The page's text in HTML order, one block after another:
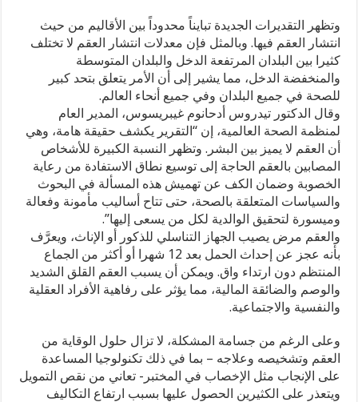
مغلقة
وتظهر التقديرات الجديدة تبايناً محدوداً بين الأقاليم من حيث
انتشار العقم فيها. وبالمثل فإن معدلات انتشار العقم لا تختلف
كثيرا بين البلدان المرتفعة الدخل والبلدان المتوسطة
والمنخفضة الدخل، مما يشير إلى أن الأمر يتعلق بتحد كبير
للصحة في جميع البلدان وفي جميع أنحاء العالم.
وقال الدكتور تيدروس أدحانوم غيبريسوس، المدير العام
لمنظمة الصحة العالمية، إن “التقرير يكشف حقيقة هامة، وهي
أن العقم لا يميز بين البشر. وتظهر النسبة الكبيرة للأشخاص
المصابين بالعقم الحاجة إلى توسيع نطاق الاستفادة من رعاية
الخصوبة وضمان الكف عن تهميش هذه المسألة في البحوث
والسياسات المتعلقة بالصحة، حتى تتاح أساليب مأمونة وفعالة
وميسورة لتحقيق الوالدية لكل من يسعى إليها”.
والعقم مرض يصيب الجهاز التناسلي للذكور أو الإناث، ويعرَّف
بأنه عجز عن إحداث الحمل بعد 12 شهرا أو أكثر من الجماع
المنتظم دون ارتداء واق. ويمكن أن يسبب العقم القلق الشديد
والوصم والضائقة المالية، مما يؤثر على رفاهية الأفراد العقلية
والنفسية والاجتماعية.
وعلى الرغم من جسامة المشكلة، لا تزال حلول الوقاية من
العقم وتشخيصه وعلاجه – بما في ذلك تكنولوجيا المساعدة
على الإنجاب مثل الإخصاب في المختبر- تعاني من نقص التمويل
ويتعذر على الكثيرين الحصول عليها بسبب ارتفاع التكاليف